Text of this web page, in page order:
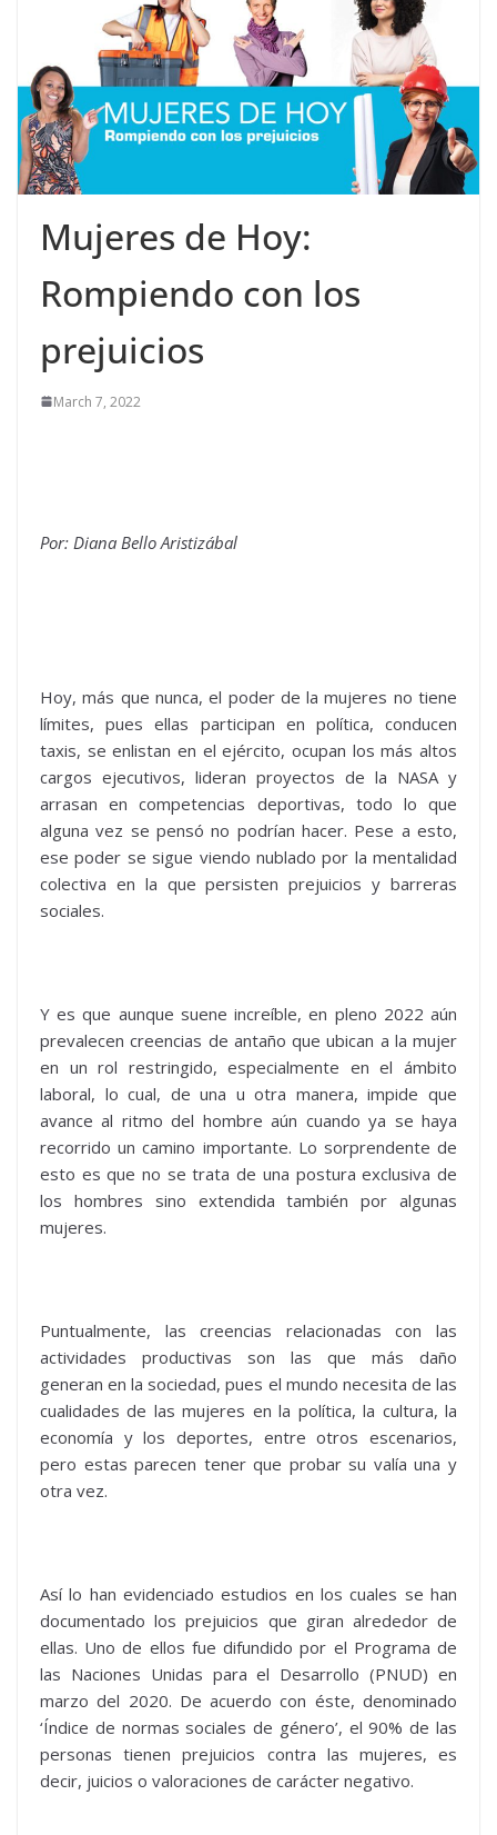
Mujeres de Hoy:
Rompiendo con los
prejuicios
March 7, 2022
Por: Diana Bello Aristizábal
Hoy, más que nunca, el poder de la mujeres no tiene
límites, pues ellas participan en política, conducen
taxis, se enlistan en el ejército, ocupan los más altos
cargos ejecutivos, lideran proyectos de la NASA y
arrasan en competencias deportivas, todo lo que
alguna vez se pensó no podrían hacer. Pese a esto,
ese poder se sigue viendo nublado por la mentalidad
colectiva en la que persisten prejuicios y barreras
sociales.
Y es que aunque suene increíble, en pleno 2022 aún
prevalecen creencias de antaño que ubican a la mujer
en un rol restringido, especialmente en el ámbito
laboral, lo cual, de una u otra manera, impide que
avance al ritmo del hombre aún cuando ya se haya
recorrido un camino importante. Lo sorprendente de
esto es que no se trata de una postura exclusiva de
los hombres sino extendida también por algunas
mujeres.
Puntualmente, las creencias relacionadas con las
actividades productivas son las que más daño
generan en la sociedad, pues el mundo necesita de las
cualidades de las mujeres en la política, la cultura, la
economía y los deportes, entre otros escenarios,
pero estas parecen tener que probar su valía una y
otra vez.
Así lo han evidenciado estudios en los cuales se han
documentado los prejuicios que giran alrededor de
ellas. Uno de ellos fue difundido por el Programa de
las Naciones Unidas para el Desarrollo (PNUD) en
marzo del 2020. De acuerdo con éste, denominado
‘Índice de normas sociales de género’, el 90% de las
personas tienen prejuicios contra las mujeres, es
decir, juicios o valoraciones de carácter negativo.